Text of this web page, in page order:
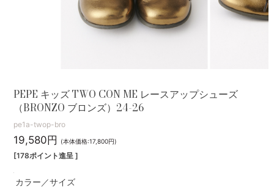
PEPE キッズ TWO CON ME レースアップシューズ
（BRONZO ブロンズ）24-26
pe1a-twop-bro
19,580円 (本体価格:17,800円)
[178ポイント進呈 ]
カラー／サイズ